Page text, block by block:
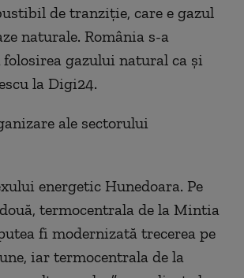
de tranziție, care e gazul
naturale. România s-a
folosirea gazului natural ca și
la Digi24.
ale sectorului
energetic Hunedoara. Pe
două, termocentrala de la Mintia
fi modernizată trecerea pe
iar termocentrala de la